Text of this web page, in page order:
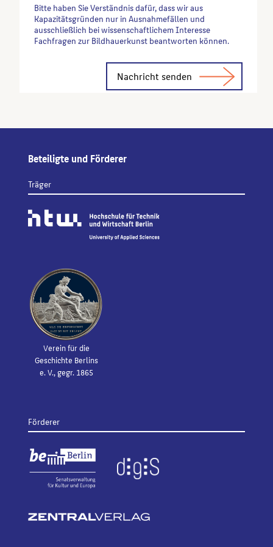
Bitte haben Sie Verständnis dafür, dass wir aus
Kapazitätsgründen nur in Ausnahmefällen und
ausschließlich bei wissenschaftlichem Interesse
Fachfragen zur Bildhauerkunst beantworten können.
Beteiligte und Förderer
Träger
Verein für die
Geschichte Berlins
e. V., gegr. 1865
Förderer